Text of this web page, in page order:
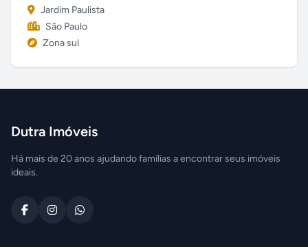
Jardim Paulista
São Paulo
Zona sul
Dutra Imóveis
Há mais de 20 anos ajudando famílias a encontrar seus imóveis
ideais.